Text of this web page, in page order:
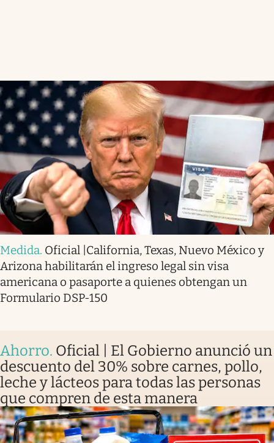
Medida. Oficial |California, Texas, Nuevo México y
Arizona habilitarán el ingreso legal sin visa
americana o pasaporte a quienes obtengan un
Formulario DSP-150
Ahorro. Oficial | El Gobierno anunció un
descuento del 30% sobre carnes, pollo,
leche y lácteos para todas las personas
que compren de esta manera